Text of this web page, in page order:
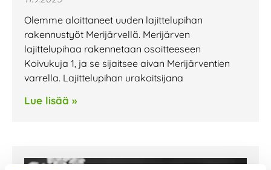
Olemme aloittaneet uuden lajittelupihan
rakennustyöt Merijärvellä. Merijärven
lajittelupihaa rakennetaan osoitteeseen
Koivukuja 1, ja se sijaitsee aivan Merijärventien
varrella. Lajittelupihan urakoitsijana
Lue lisää »